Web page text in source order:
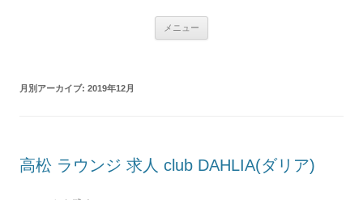
メニュー
月別アーカイブ: 2019年12月
高松 ラウンジ 求人 club DAHLIA(ダリア)